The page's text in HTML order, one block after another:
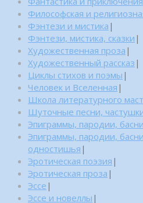
Философская и
Фэнтези и мистика |
Фэнтези, мистика, сказки |
Художественная проза |
Художественный рассказ |
Циклы стихов и поэмы |
Человек и Вселенная |
Школа литературного
Шуточные песни,
Эпиграммы, пародии, басни
Эпиграммы, пародии,
одностишья |
Эротическая поэзия |
Эротическая проза |
Эссе |
Эссе и новеллы |